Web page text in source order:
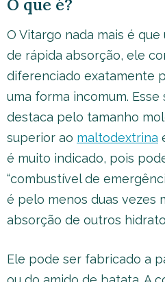
O que é?
O Vitargo nada mais é
de rápida absorção, ele
diferenciado exatamente
uma forma incomum.
destaca pelo tamanho
superior ao maltodextrina
é muito indicado, pois
“combustível de
é pelo menos duas vezes
absorção de outros
Ele pode ser fabricado a